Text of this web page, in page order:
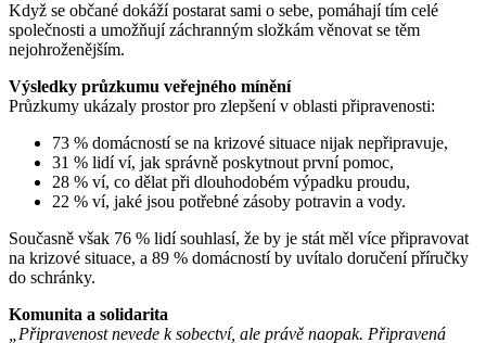
Když se občané dokáží postarat sami o sebe, pomáhají tím celé
společnosti a umožňují záchranným složkám věnovat se těm
nejohroženějším.
Výsledky průzkumu veřejného mínění
Průzkumy ukázaly prostor pro zlepšení v oblasti připravenosti:
73 % domácností se na krizové situace nijak nepřipravuje,
31 % lidí ví, jak správně poskytnout první pomoc,
28 % ví, co dělat při dlouhodobém výpadku proudu,
22 % ví, jaké jsou potřebné zásoby potravin a vody.
Současně však 76 % lidí souhlasí, že by je stát měl více připravovat
na krizové situace, a 89 % domácností by uvítalo doručení příručky
do schránky.
Komunita a solidarita
„Připravenost nevede k sobectví, ale právě naopak. Připravená